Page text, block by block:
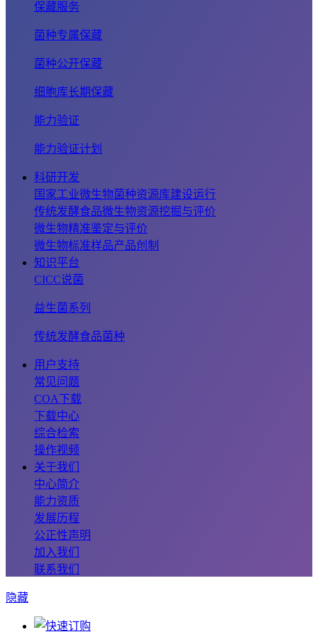
保藏服务
菌种专属保藏
菌种公开保藏
细胞库长期保藏
能力验证
能力验证计划
科研开发
国家工业微生物菌种资源库建设运行
传统发酵食品微生物资源挖掘与评价
微生物精准鉴定与评价
微生物标准样品产品创制
知识平台
CICC说菌
益生菌系列
传统发酵食品菌种
用户支持
常见问题
COA下载
下载中心
综合检索
操作视频
关于我们
中心简介
能力资质
发展历程
公正性声明
加入我们
联系我们
隐藏